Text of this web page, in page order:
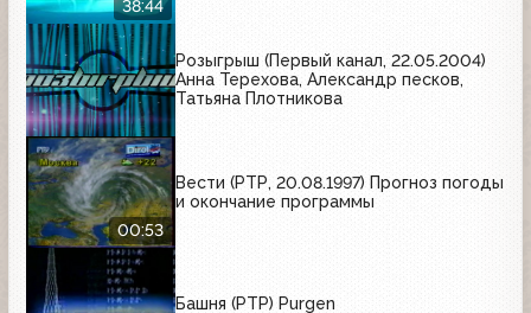
38:44
Розыгрыш (Первый канал, 22.05.2004)
Анна Терехова, Александр песков,
Татьяна Плотникова
00:53
Вести (РТР, 20.08.1997) Прогноз погоды
и окончание программы
Башня (РТР) Purgen